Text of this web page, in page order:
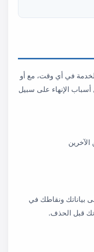
في أي وقت، مع أو
الإنهاء على سبيل
بياناتك ونقاطك في
قبل الحذف.